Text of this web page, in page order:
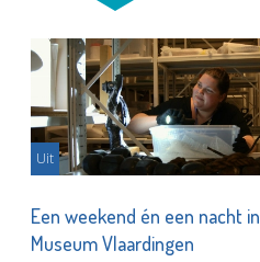
Uit
Een weekend én een nacht in
Museum Vlaardingen